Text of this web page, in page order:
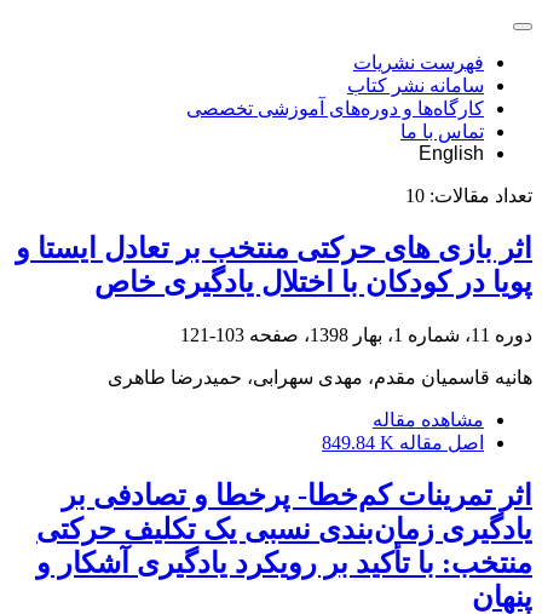
فهرست نشریات
سامانه نشر کتاب
کارگاه‌ها و دوره‌های آموزشی تخصصی
تماس با ما
English
تعداد مقالات: 10
اثر بازی های حرکتی منتخب بر تعادل ایستا و
پویا در کودکان با اختلال یادگیری خاص
دوره 11، شماره 1، بهار 1398، صفحه 103-121
هانیه قاسمیان مقدم، مهدی سهرابی، حمیدرضا طاهری
مشاهده مقاله
اصل مقاله 849.84 K
اثر تمرینات کم‌خطا- پرخطا و تصادفی بر
یادگیری زمان‌بندی نسبی یک تکلیف حرکتی
منتخب: با تأکید بر رویکرد یادگیری آشکار و
پنهان